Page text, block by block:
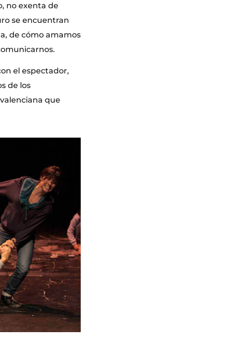
no exenta de
se encuentran
de cómo amamos
el espectador,
de los
que